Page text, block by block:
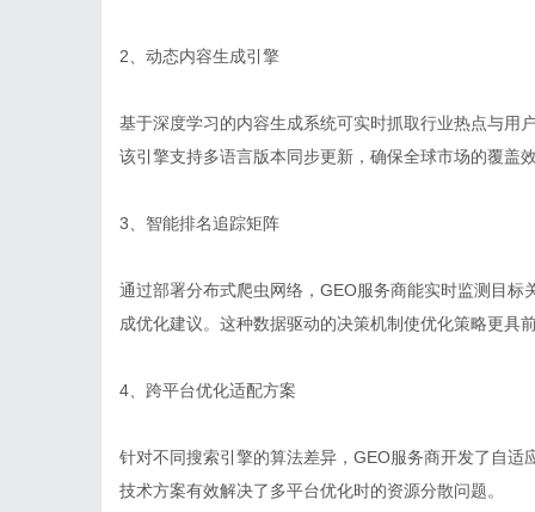
2、动态内容生成引擎
基于深度学习的内容生成系统可实时抓取行业热点与用
该引擎支持多语言版本同步更新，确保全球市场的覆盖
3、智能排名追踪矩阵
通过部署分布式爬虫网络，GEO服务商能实时监测目
成优化建议。这种数据驱动的决策机制使优化策略更具
4、跨平台优化适配方案
针对不同搜索引擎的算法差异，GEO服务商开发了自
技术方案有效解决了多平台优化时的资源分散问题。